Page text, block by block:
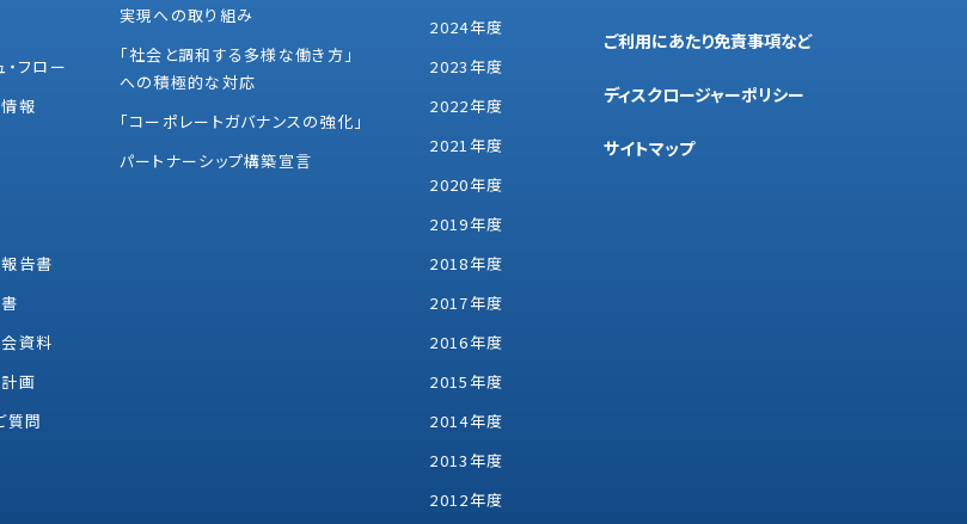
・フロー
報
告書
資料
画
質問
実現への取り組み
「社会と調和する多様な働き方」
への積極的な対応
「コーポレートガバナンスの強化」
パートナーシップ構築宣言
2024年度
2023年度
2022年度
2021年度
2020年度
2019年度
2018年度
2017年度
2016年度
2015年度
2014年度
2013年度
2012年度
ご利用にあたり免責事項など
ディスクロージャーポリシー
サイトマップ